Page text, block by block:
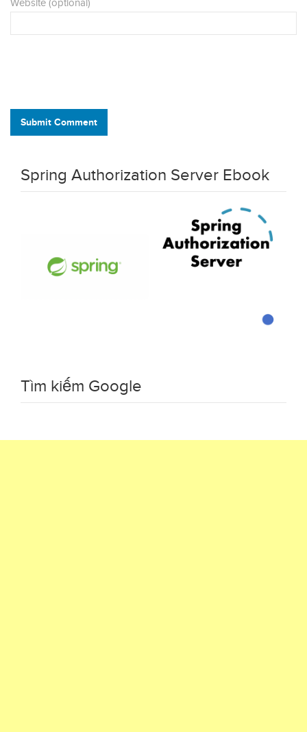
Website (optional)
Submit Comment
Spring Authorization Server Ebook
Tìm kiếm Google